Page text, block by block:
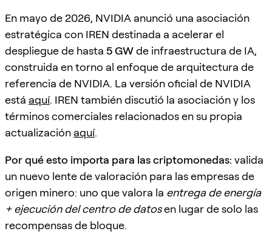
En mayo de 2026, NVIDIA anunció una asociación
estratégica con IREN destinada a acelerar el
despliegue de hasta 5 GWde infraestructura de IA,
construida en torno al enfoque de arquitectura de
referencia de NVIDIA. La versión oficial de NVIDIA
está aquí. IREN también discutió la asociación y los
términos comerciales relacionados en su propia
actualización aquí.
Por qué esto importa para las criptomonedas: valida
un nuevo lente de valoración para las empresas de
origen minero: uno que valora la entrega de energía
+ ejecución del centro de datosen lugar de solo las
recompensas de bloque.